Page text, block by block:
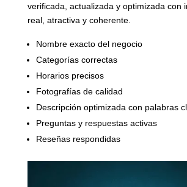
verificada, actualizada y optimizada con
real, atractiva y coherente.
Nombre exacto del negocio
Categorías correctas
Horarios precisos
Fotografías de calidad
Descripción optimizada con palabras
Preguntas y respuestas activas
Reseñas respondidas